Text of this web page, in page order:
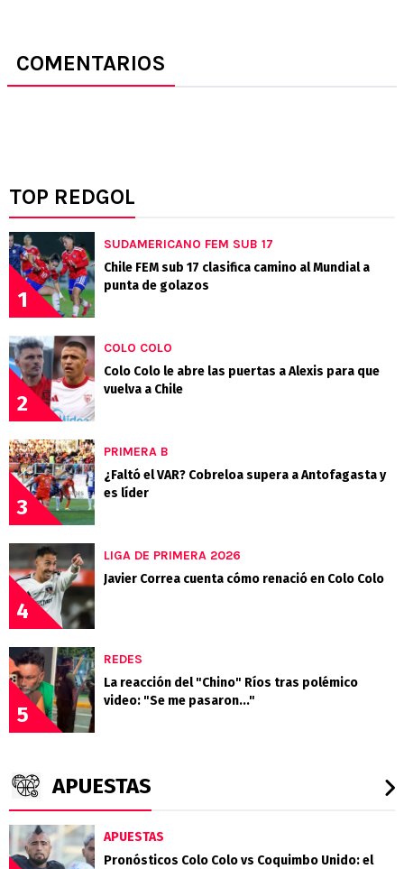
COMENTARIOS
TOP REDGOL
1
SUDAMERICANO FEM SUB 17
Chile FEM sub 17 clasifica camino al Mundial a
punta de golazos
2
COLO COLO
Colo Colo le abre las puertas a Alexis para que
vuelva a Chile
3
PRIMERA B
¿Faltó el VAR? Cobreloa supera a Antofagasta y
es líder
4
LIGA DE PRIMERA 2026
Javier Correa cuenta cómo renació en Colo Colo
5
REDES
La reacción del "Chino" Ríos tras polémico
video: "Se me pasaron..."
APUESTAS
APUESTAS
Pronósticos Colo Colo vs Coquimbo Unido: el